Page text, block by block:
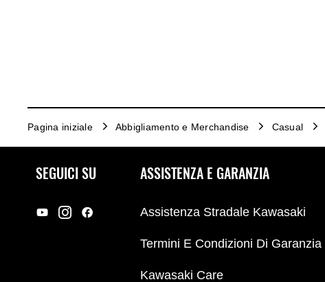
Pagina iniziale Abbigliamento e Merchandise Casual
SEGUICI SU ASSISTENZA E GARANZIA
Assistenza Stradale Kawasaki
Termini E Condizioni Di Garanzia
Kawasaki Care